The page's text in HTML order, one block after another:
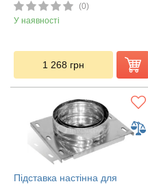
(0)
У наявності
1 268 грн
Підставка настінна для